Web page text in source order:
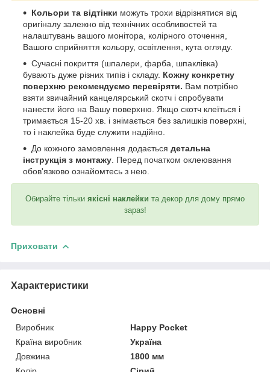
Кольори та відтінки можуть трохи відрізнятися від
оригіналу залежно від технічних особливостей та
налаштувань вашого монітора, колірного оточення,
Вашого сприйняття кольору, освітлення, кута огляду.
Сучасні покриття (шпалери, фарба, шпаклівка)
бувають дуже різних типів і складу. Кожну конкретну
поверхню рекомендуємо перевіряти. Вам потрібно
взяти звичайний канцелярський скотч і спробувати
нанести його на Вашу поверхню. Якщо скотч клеїться і
тримається 15-20 хв. і знімається без залишків поверхні,
то і наклейка буде служити надійно.
До кожного замовлення додається детальна
інструкція з монтажу . Перед початком оклеювання
обов'язково ознайомтесь з нею.
Обирайте тільки якісні наклейки та декор для дому прямо
зараз!
Приховати
Характеристики
Основні
Виробник
Happy Pocket
Країна виробник
Україна
Довжина
1800 мм